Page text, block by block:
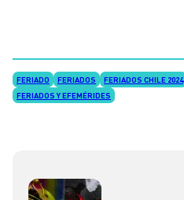
FERIADO FERIADOS FERIADOS CHILE 2024
FERIADOS Y EFEMÉRIDES